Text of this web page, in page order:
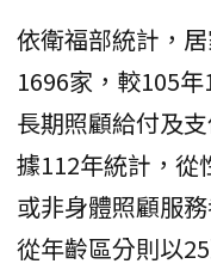
依衛福部統計，
1696家，較105
長期照顧給付及
據112年統計，從
或非身體照顧服
從年齡區分則以